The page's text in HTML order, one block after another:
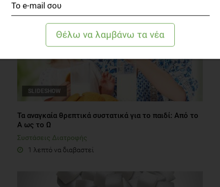
SLIDESHOW
Τα αναγκαία θρεπτικά συστατικά για το παιδί: Από το
Α ως το Ω
Συστάσεις Διατροφής
1 λεπτό να διαβαστεί